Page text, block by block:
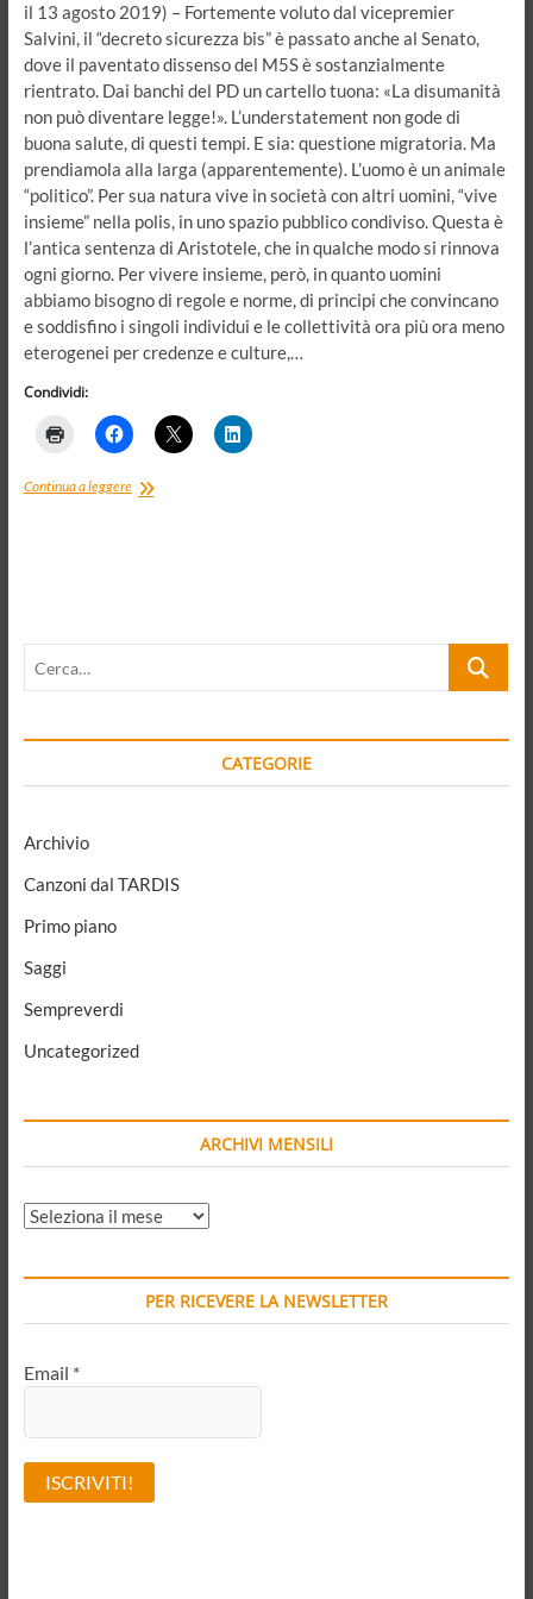
il 13 agosto 2019) – Fortemente voluto dal vicepremier
Salvini, il “decreto sicurezza bis” è passato anche al Senato,
dove il paventato dissenso del M5S è sostanzialmente
rientrato. Dai banchi del PD un cartello tuona: «La disumanità
non può diventare legge!». L’understatement non gode di
buona salute, di questi tempi. E sia: questione migratoria. Ma
prendiamola alla larga (apparentemente). L’uomo è un animale
“politico”. Per sua natura vive in società con altri uomini, “vive
insieme” nella polis, in uno spazio pubblico condiviso. Questa è
l’antica sentenza di Aristotele, che in qualche modo si rinnova
ogni giorno. Per vivere insieme, però, in quanto uomini
abbiamo bisogno di regole e norme, di principi che convincano
e soddisfino i singoli individui e le collettività ora più ora meno
eterogenei per credenze e culture,…
Condividi:
Continua a leggereIl
diritto
Cerca…
CATEGORIE
Archivio
Canzoni dal TARDIS
Primo piano
Saggi
Sempreverdi
Uncategorized
ARCHIVI MENSILI
ARCHIVI
PER RICEVERE LA NEWSLETTER
Email *